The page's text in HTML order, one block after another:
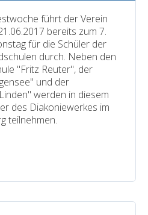
führt der Verein
bereits zum 7.
für die Schüler der
durch. Neben den
"Fritz Reuter", der
und der
werden in diesem
des Diakoniewerkes im
teilnehmen.